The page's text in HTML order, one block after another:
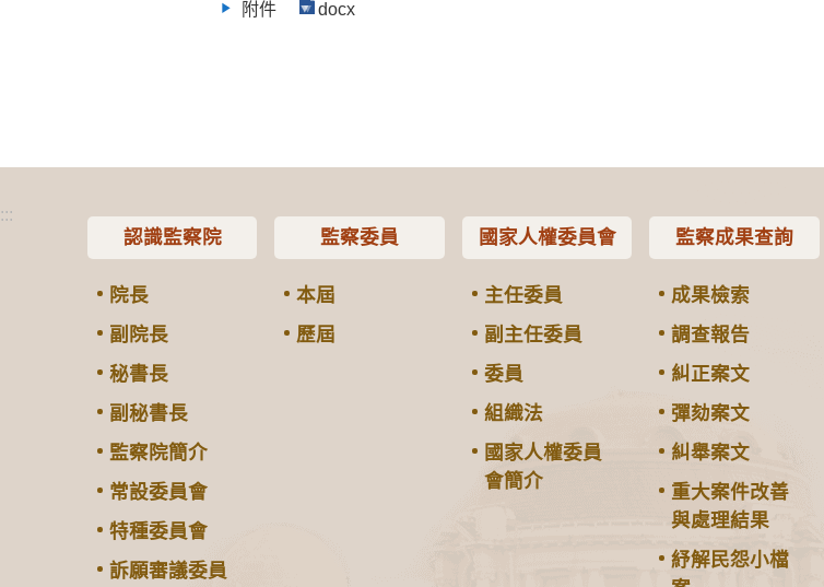
附件 docx
:::
認識監察院
院長
副院長
秘書長
副秘書長
監察院簡介
常設委員會
特種委員會
訴願審議委員
監察委員
本屆
歷屆
國家人權委員會
主任委員
副主任委員
委員
組織法
國家人權委員
會簡介
監察成果查詢
成果檢索
調查報告
糾正案文
彈劾案文
糾舉案文
重大案件改善
與處理結果
紓解民怨小檔